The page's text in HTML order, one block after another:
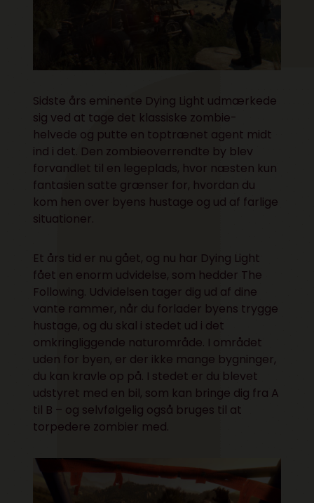
Sidste års eminente Dying Light udmærkede
sig ved at tage det klassiske zombie-
helvede og putte en toptrænet agent midt
ind i det. Den zombieoverrendte by blev
forvandlet til en legeplads, hvor næsten kun
fantasien satte grænser for, hvordan du
kom hen over byens hustage og ud af farlige
situationer.
Et års tid er nu gået, og nu har Dying Light
fået en enorm udvidelse, som hedder The
Following. Udvidelsen tager dig ud af dine
vante rammer, når du forlader byens trygge
hustage, og du skal i stedet ud i det
omkringliggende naturområde. I området
uden for byen, er der ikke mange bygninger,
du kan kravle op på. I stedet er du blevet
udstyret med en bil, som kan bringe dig fra A
til B – og selvfølgelig også bruges til at
torpedere zombier med.